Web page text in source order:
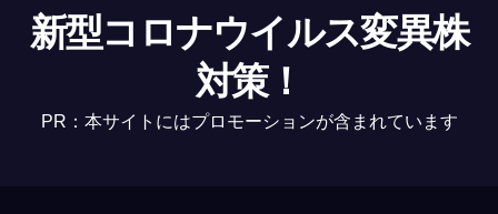
新型コロナウイルス変異株
対策！
PR：本サイトにはプロモーションが含まれています